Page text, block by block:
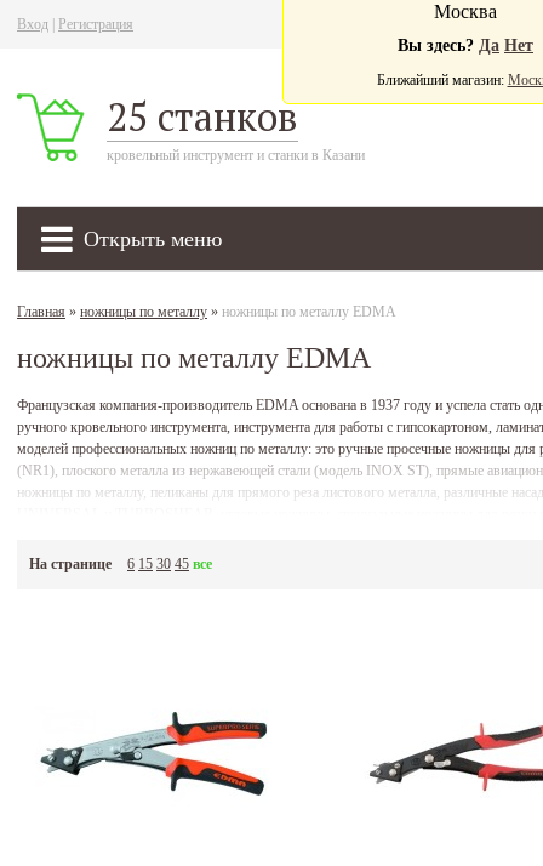
Вход Регистрация
25 станков
кровельный инструмент и станки в Казани
Открыть меню
Москва
Вы здесь? Да Нет
Ближайший магазин:
Главная » ножницы по металлу » ножницы по металлу EDMA
ножницы по металлу EDMA
Французская компания-производитель EDMA основана в 1937 году и успела стать
ручного кровельного инструмента, инструмента для работы с гипсокартоном,
моделей профессиональных ножниц по металлу: это ручные просечные ножницы для
(NR1), плоского металла из нержавеющей стали (модель INOX ST), прямые
ножницы по металлу, пеликаны для прямого реза листового металла, различные
На странице
6 15 30 45 все